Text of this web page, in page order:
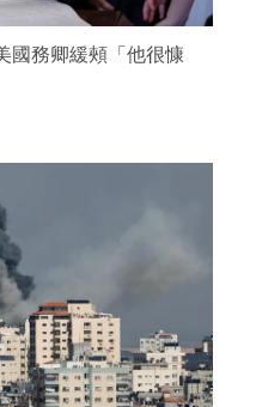
務卿緩頰「他很慷